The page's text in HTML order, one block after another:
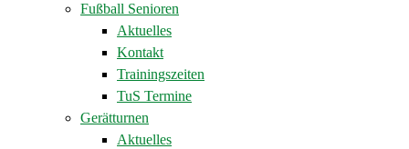
Fußball Senioren
Aktuelles
Kontakt
Trainingszeiten
TuS Termine
Gerätturnen
Aktuelles